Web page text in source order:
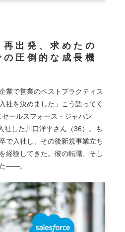
出発、求めたの
圧倒的な成長機
業で営業のベストプラクティス
社を決めました」こう語ってく
ールスフォース・ジャパン
社した川口洋平さん（36）。も
で入社し、その後新規事業立ち
経験してきた。彼の転職、そし
――。